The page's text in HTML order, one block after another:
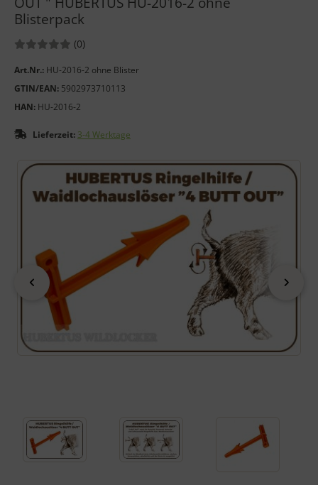
Blisterpack
Bewertungen:
(0Bewertungen
)
Art.Nr.: HU-2016-2 ohne Blister
GTIN/EAN: 5902973710113
HAN: HU-2016-2
Lieferzeit: 3-4 Werktage
Wenn mehr als ein Produktbild exitiert, können Sie die
zurück